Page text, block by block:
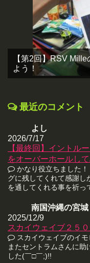
【第2回】RSV
よう！
最近のコメント
よし
2026/7/17
【最終回】イントル
をオーバーホールして
かなり役立ちました
グに残してくれて感謝し
を通してくれる事を祈っ
南国沖縄の宮城
2025/12/9
スカイウェイブ２５０
スカイウェイブのイ
またセントラムさんに
した(￣□￣;)!!